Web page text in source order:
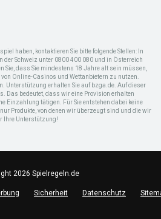
haben, kontaktieren Sie bitte folgende Stellen: In
der Schweiz unter 0800 400 080 und in Österreich
Sie, dass Sie mindestens 18 Jahre alt sein müssen,
Online-Casinos und Wettanbietern zu nutzen.
Unterstützung erhalten Sie auf bzga.de. Auf dieser
Das bedeutet, dass wir eine Provision erhalten
Einzahlung tätigen. Für Sie entstehen dabei keine
Produkte, von denen wir überzeugt sind und die wir
Ihre Unterstützung!
2026 Spielregeln.de
Sicherheit Datenschutz